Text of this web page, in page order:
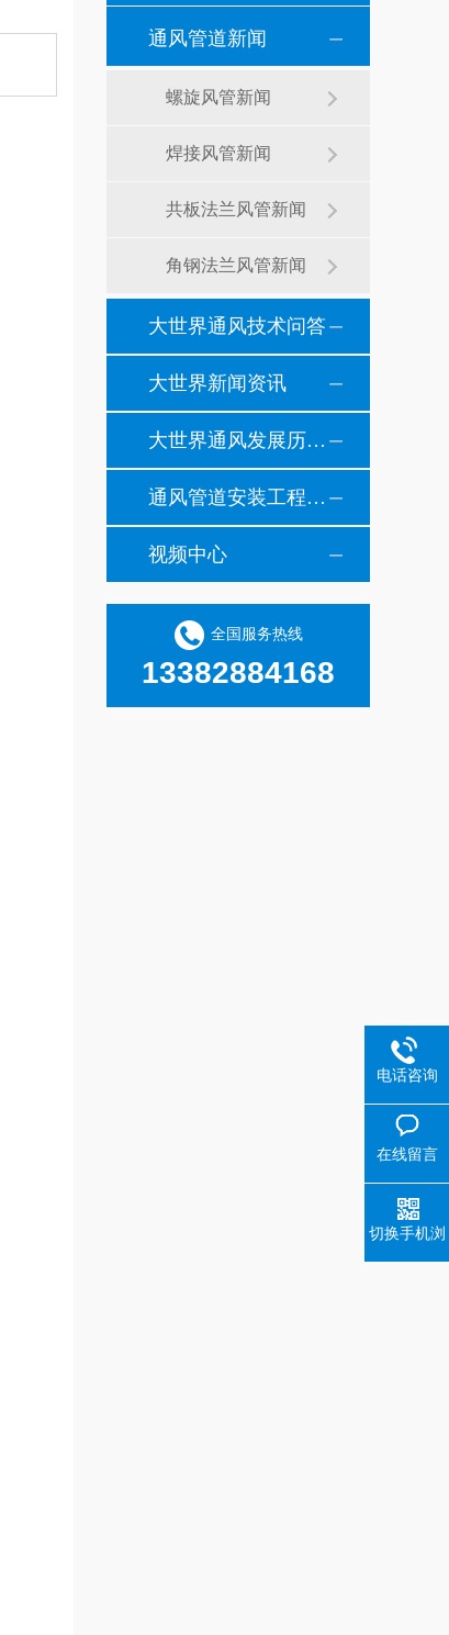
通风管道新闻
螺旋风管新闻
焊接风管新闻
共板法兰风管新闻
角钢法兰风管新闻
大世界通风技术问答
大世界新闻资讯
大世界通风发展历程纪事
通风管道安装工程风管安装现场施工案例
视频中心
全国服务热线
13382884168
电话咨询
在线留言
切换手机浏